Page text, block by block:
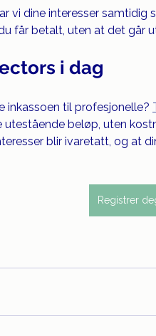
vi dine interesser samtidig
får betalt, uten at det går
i dag
inkassoen til profesjonelle?
utestående beløp, uten
blir ivaretatt, og at
Registrer